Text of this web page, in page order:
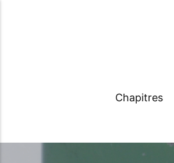
Chapitres